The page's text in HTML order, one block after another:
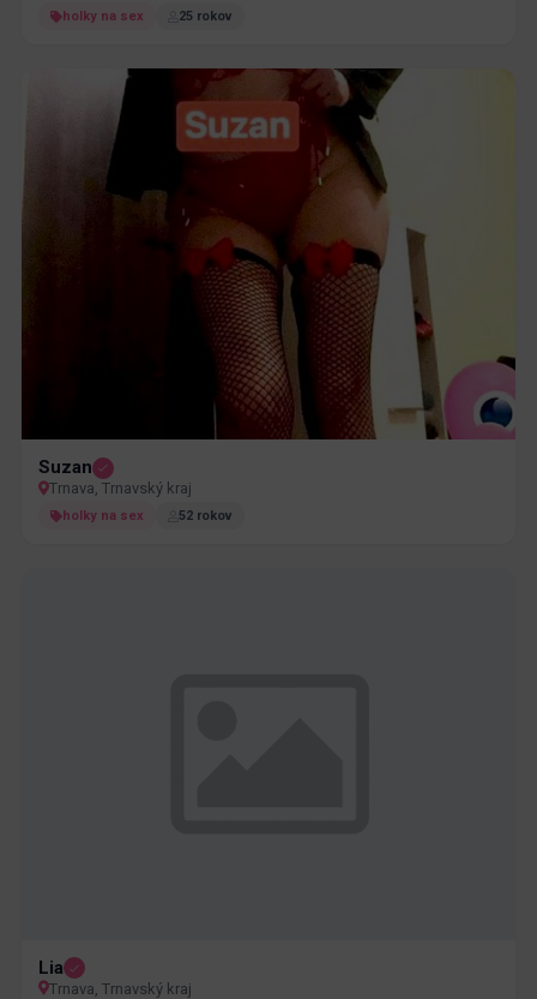
holky na sex 25 rokov
Suzan
Trnava, Trnavský kraj
holky na sex 52 rokov
Lia
Trnava, Trnavský kraj